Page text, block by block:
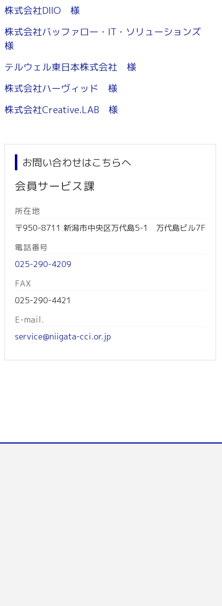
株式会社DIIO 様
株式会社バッファロー・IT・ソリューションズ
様
テルウェル東日本株式会社 様
株式会社ハーヴィッド 様
株式会社Creative.LAB 様
お問い合わせはこちらへ
会員サービス課
所在地
〒950-8711 新潟市中央区万代島5-1 万代島ビル7F
電話番号
025-290-4209
FAX
025-290-4421
E-mail.
service@niigata-cci.or.jp